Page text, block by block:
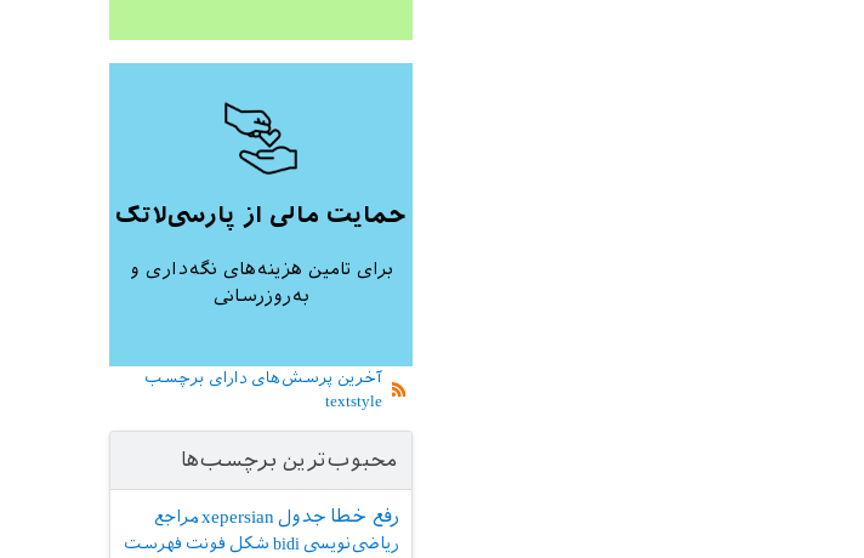
حمایت مالی از پارسی‌لاتک
برای تامین هزینه‌های نگه‌داری و
به‌روزرسانی
آخرین پرسش‌های دارای برچسب
textstyle
محبوب‌ترین برچسب‌ها
رفع خطا جدول xepersianمراجع
ریاضی‌نویسی bidi شکل فونت فهرست